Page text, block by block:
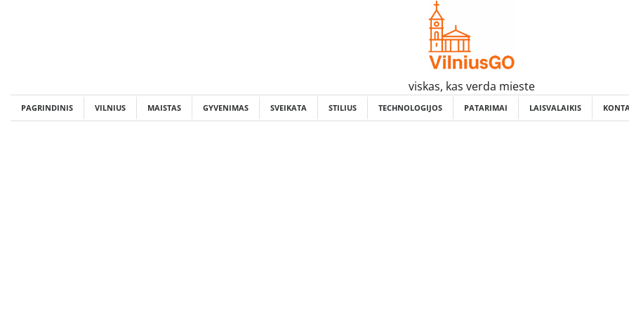
viskas, kas verda mieste
PAGRINDINIS VILNIUS MAISTAS GYVENIMAS SVEIKATA STILIUS TECHNOLOGIJOS PATARIMAI LAISVALAIKIS